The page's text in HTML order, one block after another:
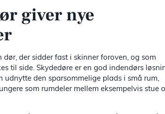
giver nye
dør, der sidder fast i skinner foroven, og som
til side. Skydedøre er en god indendørs
udnytte den sparsommelige plads i små rum,
som rumdeler mellem eksempelvis stue